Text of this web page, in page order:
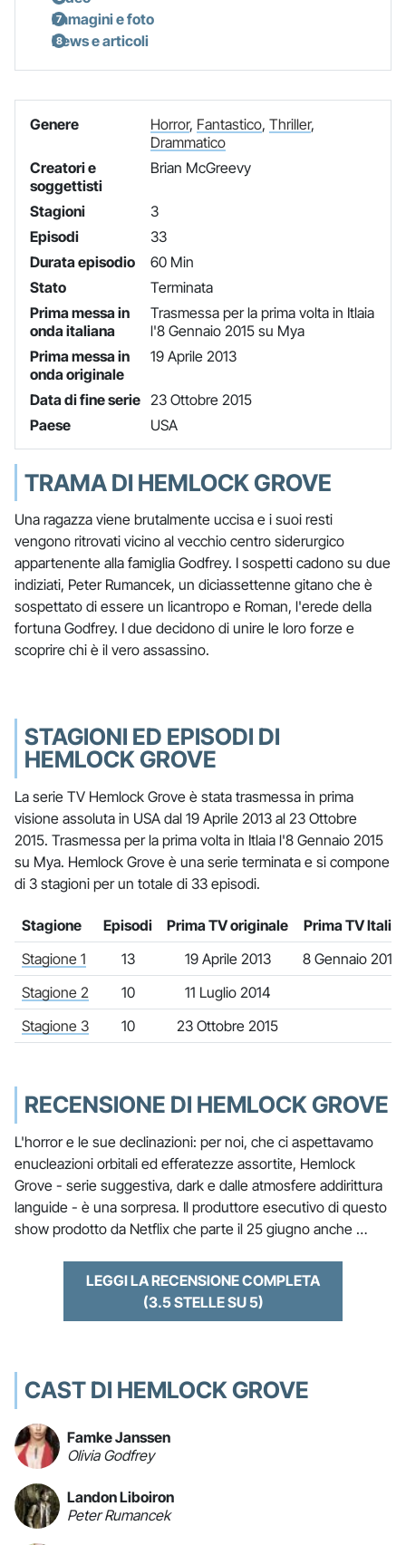
Immagini e foto
News e articoli
Genere Horror, Fantastico, Thriller,
Drammatico
Creatori e
soggettisti
Brian McGreevy
Stagioni
3
Episodi
33
Durata episodio
60 Min
Stato
Terminata
Prima messa in
onda italiana
Trasmessa per la prima volta in Itlaia
l'8 Gennaio 2015 su Mya
Prima messa in
onda originale
19 Aprile 2013
Data di fine serie 23 Ottobre 2015
Paese
USA
TRAMA DI HEMLOCK GROVE
Una ragazza viene brutalmente uccisa e i suoi resti
vengono ritrovati vicino al vecchio centro siderurgico
appartenente alla famiglia Godfrey. I sospetti cadono su due
indiziati, Peter Rumancek, un diciassettenne gitano che è
sospettato di essere un licantropo e Roman, l'erede della
fortuna Godfrey. I due decidono di unire le loro forze e
scoprire chi è il vero assassino.
STAGIONI ED EPISODI DI
HEMLOCK GROVE
La serie TV Hemlock Grove è stata trasmessa in prima
visione assoluta in USA dal 19 Aprile 2013 al 23 Ottobre
2015. Trasmessa per la prima volta in Itlaia l'8 Gennaio 2015
su Mya. Hemlock Grove è una serie terminata e si compone
di 3 stagioni per un totale di 33 episodi.
Stagione Episodi Prima TV originale
Prima TV Italia
Stagione 1
13 19 Aprile 2013
8 Gennaio 2015
Stagione 2
10
11 Luglio 2014
Stagione 3
10 23 Ottobre 2015
RECENSIONE DI HEMLOCK GROVE
L'horror e le sue declinazioni: per noi, che ci aspettavamo
enucleazioni orbitali ed efferatezze assortite, Hemlock
Grove - serie suggestiva, dark e dalle atmosfere addirittura
languide - è una sorpresa. Il produttore esecutivo di questo
show prodotto da Netflix che parte il 25 giugno anche …
LEGGI LA RECENSIONE COMPLETA
(3.5 STELLE SU 5)
CAST DI HEMLOCK GROVE
Famke Janssen
Olivia Godfrey
Landon Liboiron
Peter Rumancek